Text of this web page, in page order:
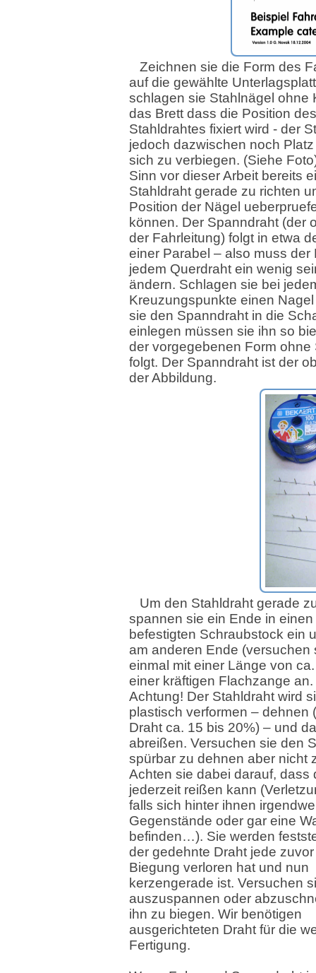
Zeichnen sie die Form des
auf die gewählte
schlagen sie Stahlnägel ohne
das Brett dass die Position des
Stahldrahtes fixiert wird - der
jedoch dazwischen noch
sich zu verbiegen. (Siehe
Sinn vor dieser Arbeit bereits
Stahldraht gerade zu richten
Position der Nägel
können. Der Spanndraht (der
der Fahrleitung) folgt in etwa
einer Parabel – also muss der
jedem Querdraht ein wenig
ändern. Schlagen sie bei
Kreuzungspunkte einen
sie den Spanndraht in die
einlegen müssen sie ihn so
der vorgegebenen Form ohne
folgt. Der Spanndraht ist der
der Abbildung.
Um den Stahldraht gerade
spannen sie ein Ende in einen
befestigten Schraubstock ein
am anderen Ende (versuchen
einmal mit einer Länge von
einer kräftigen Flachzange an.
Achtung! Der Stahldraht wird
plastisch verformen – dehnen
Draht ca. 15 bis 20%) – und
abreißen. Versuchen sie den
spürbar zu dehnen aber nicht
Achten sie dabei darauf, dass
jederzeit reißen kann
falls sich hinter ihnen
Gegenstände oder gar eine
befinden…). Sie werden
der gedehnte Draht jede
Biegung verloren hat und nun
kerzengerade ist. Versuchen
auszuspannen oder
ihn zu biegen. Wir benötigen
ausgerichteten Draht für die
Fertigung.